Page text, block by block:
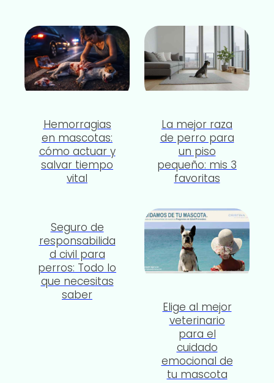
Hemorragias
en mascotas:
cómo actuar y
salvar tiempo
vital
La mejor raza
de perro para
un piso
pequeño: mis 3
favoritas
Seguro de
responsabilida
d civil para
perros: Todo lo
que necesitas
saber
Elige al mejor
veterinario
para el
cuidado
emocional de
tu mascota